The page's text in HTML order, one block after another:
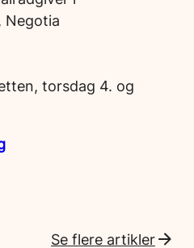
Negotia
torsdag 4. og
Se flere artikler